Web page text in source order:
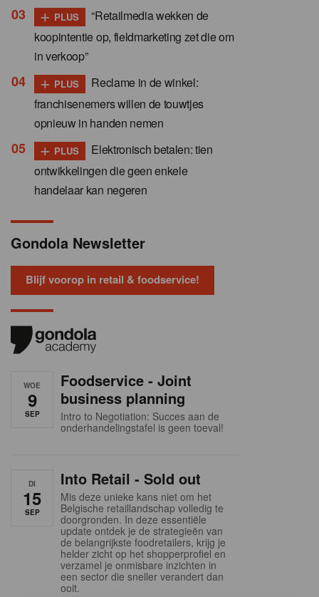
+ PLUS
“Retailmedia wekken de
koopintentie op, fieldmarketing zet die om
in verkoop”
+ PLUS
Reclame in de winkel:
franchisenemers willen de touwtjes
opnieuw in handen nemen
+ PLUS
Elektronisch betalen: tien
ontwikkelingen die geen enkele
handelaar kan negeren
Gondola Newsletter
Blijf voorop in retail & foodservice!
WOE
9
SEP
Foodservice - Joint
business planning
Intro to Negotiation: Succes aan de
onderhandelingstafel is geen toeval!
DI
15
SEP
Into Retail - Sold out
Mis deze unieke kans niet om het
Belgische retaillandschap volledig te
doorgronden. In deze essentiële
update ontdek je de strategieën van
de belangrijkste foodretailers, krijg je
helder zicht op het shopperprofiel en
verzamel je onmisbare inzichten in
een sector die sneller verandert dan
ooit.